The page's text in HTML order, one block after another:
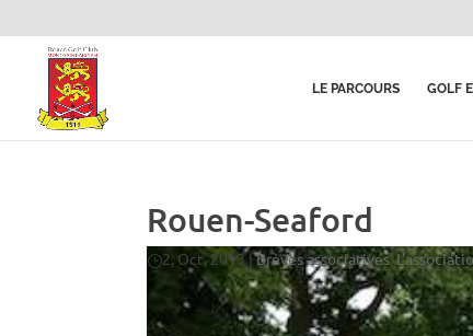
LE PARCOURS GOLF
Rouen-Seaford
2, Oct, 2013|Brèves associatives,